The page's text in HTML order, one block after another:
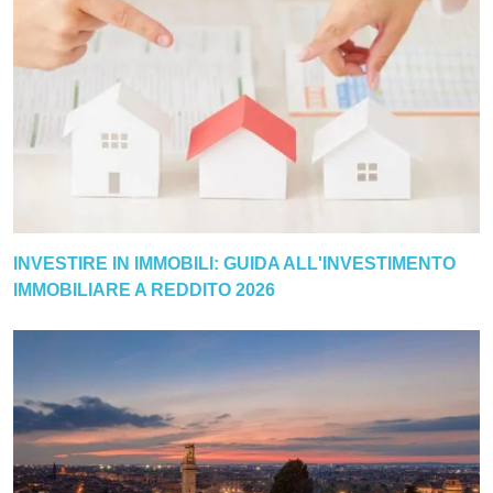
INVESTIRE IN IMMOBILI: GUIDA ALL'INVESTIMENTO
IMMOBILIARE A REDDITO 2026